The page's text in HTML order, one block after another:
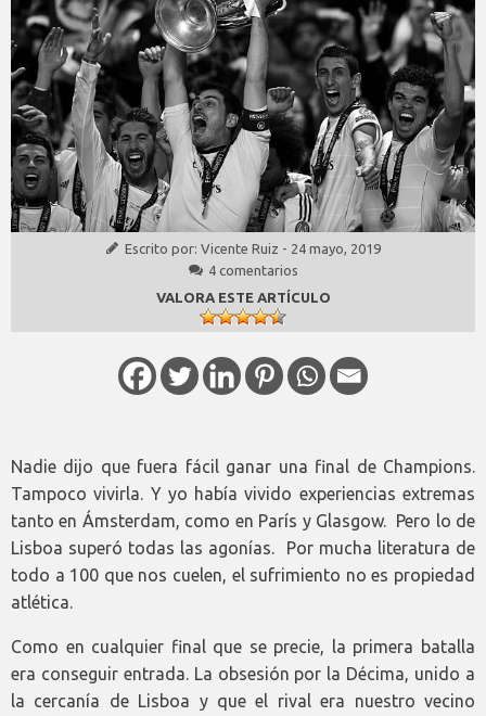
Escrito por: Vicente Ruiz - 24 mayo, 2019
4 comentarios
VALORA ESTE ARTÍCULO
Nadie dijo que fuera fácil ganar una final de Champions.
Tampoco vivirla. Y yo había vivido experiencias extremas
tanto en Ámsterdam, como en París y Glasgow. Pero lo de
Lisboa superó todas las agonías. Por mucha literatura de
todo a 100 que nos cuelen, el sufrimiento no es propiedad
atlética.
Como en cualquier final que se precie, la primera batalla
era conseguir entrada. La obsesión por la Décima, unido a
la cercanía de Lisboa y que el rival era nuestro vecino